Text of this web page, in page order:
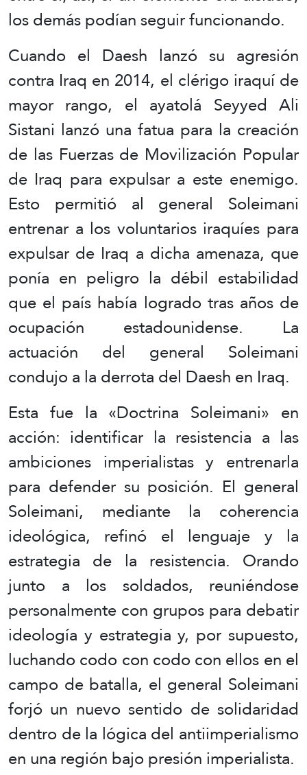
los demás podían seguir funcionando.
Cuando el Daesh lanzó su agresión
contra Iraq en 2014, el clérigo iraquí de
mayor rango, el ayatolá Seyyed Ali
Sistani lanzó una fatua para la creación
de las Fuerzas de Movilización Popular
de Iraq para expulsar a este enemigo.
Esto permitió al general Soleimani
entrenar a los voluntarios iraquíes para
expulsar de Iraq a dicha amenaza, que
ponía en peligro la débil estabilidad
que el país había logrado tras años de
ocupación estadounidense. La
actuación del general Soleimani
condujo a la derrota del Daesh en Iraq.
Esta fue la «Doctrina Soleimani» en
acción: identificar la resistencia a las
ambiciones imperialistas y entrenarla
para defender su posición. El general
Soleimani, mediante la coherencia
ideológica, refinó el lenguaje y la
estrategia de la resistencia. Orando
junto a los soldados, reuniéndose
personalmente con grupos para debatir
ideología y estrategia y, por supuesto,
luchando codo con codo con ellos en el
campo de batalla, el general Soleimani
forjó un nuevo sentido de solidaridad
dentro de la lógica del antiimperialismo
en una región bajo presión imperialista.